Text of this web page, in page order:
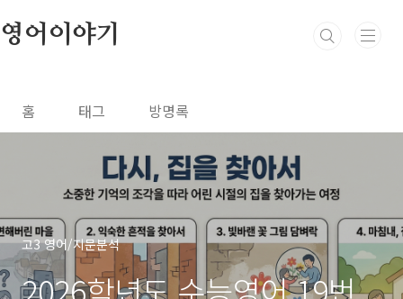
영어이야기
홈 태그 방명록
고3 영어/지문분석